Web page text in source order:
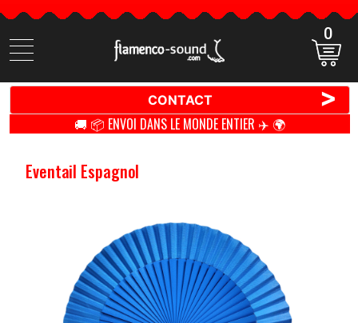
Cherchez
des
0
CONTACT >
🚚 📦 ENVOI DANS LE MONDE ENTIER ✈️ 🌍
Eventail Espagnol